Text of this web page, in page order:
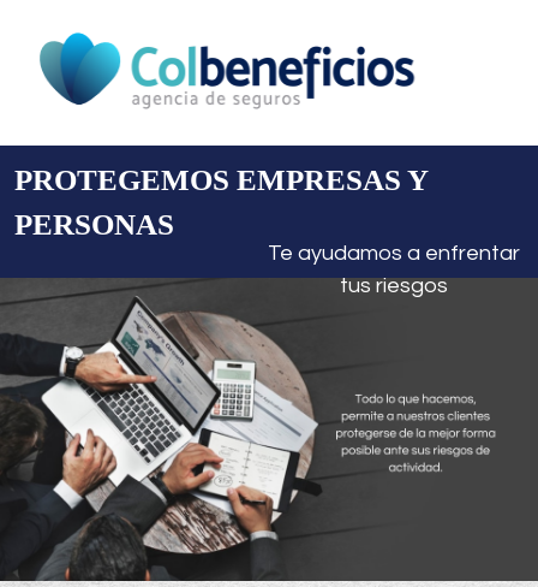
PROTEGEMOS EMPRESAS Y
PERSONAS
Te ayudamos a enfrentar
tus riesgos